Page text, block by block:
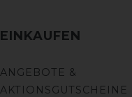
EINKAUFEN
ANGEBOTE &
AKTIONSGUTSCHEINE